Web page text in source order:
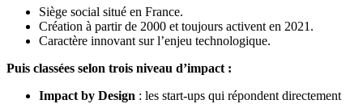
Siège social situé en France.
Création à partir de 2000 et toujours activent en 2021.
Caractère innovant sur l’enjeu technologique.
Puis classées selon trois niveau d’impact :
Impact by Design : les start-ups qui répondent directement